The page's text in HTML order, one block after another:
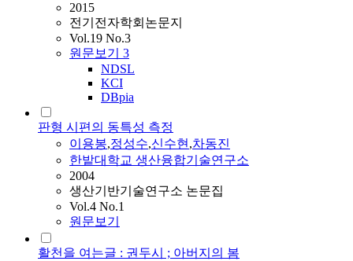
2015
전기전자학회논문지
Vol.19 No.3
원문보기 3
NDSL
KCI
DBpia
판형 시편의 동특성 측정
이용봉,정성수,신수현,차동진
한밭대학교 생산융합기술연구소
2004
생산기반기술연구소 논문집
Vol.4 No.1
원문보기
활천을 여는글 : 권두시 ; 아버지의 봄